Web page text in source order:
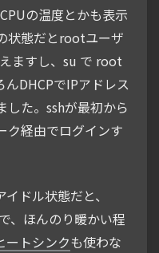
の温度とかも表示
状態だとrootユーザ
ますし、su で root
DHCPでIPアドレス
した。sshが最初から
ク経由でログインす
ドル状態だと、
、ほんのり暖かい程
ートシンクも使わな